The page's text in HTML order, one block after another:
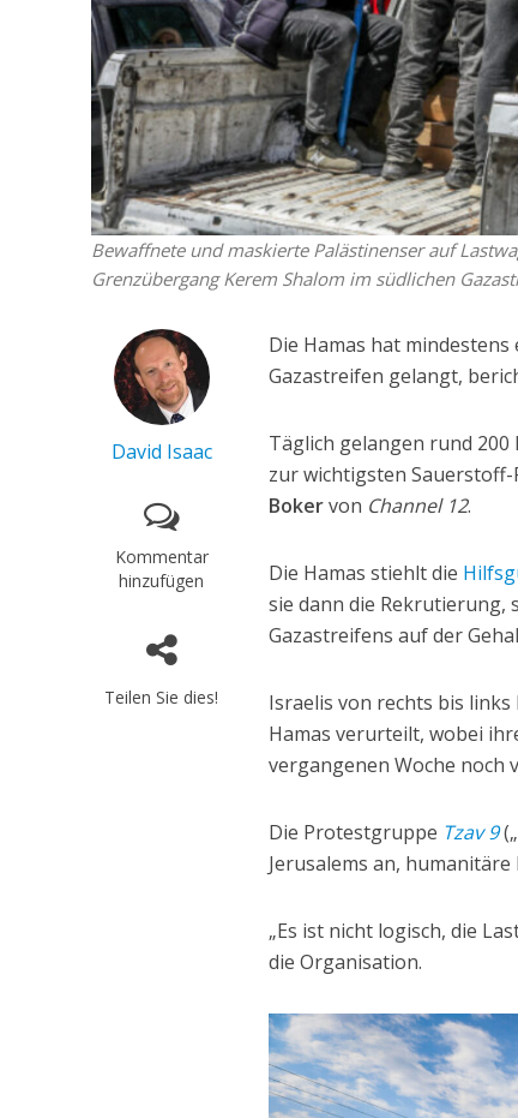
Bewaffnete und maskierte Palästinenser auf
Grenzübergang Kerem Shalom im südlichen
David Isaac
Kommentar
hinzufügen
Teilen Sie dies!
Die Hamas hat
Gazastreifen gelangt,
Täglich gelangen rund 200
zur wichtigsten
Bokervon Channel 12.
Die Hamas stiehlt die
sie dann die Rekrutierung,
Gazastreifens auf der
Israelis von rechts bis
Hamas verurteilt, wobei
vergangenen Woche noch
Die Protestgruppe Tzav 9
Jerusalems an,
„Es ist nicht logisch, die
die Organisation.